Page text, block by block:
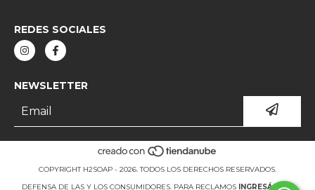
REDES SOCIALES
NEWSLETTER
COPYRIGHT H2SOAP - 2026. TODOS LOS DERECHOS RESERVADOS.
DEFENSA DE LAS Y LOS CONSUMIDORES. PARA RECLAMOS
INGRESÁ ACÁ.